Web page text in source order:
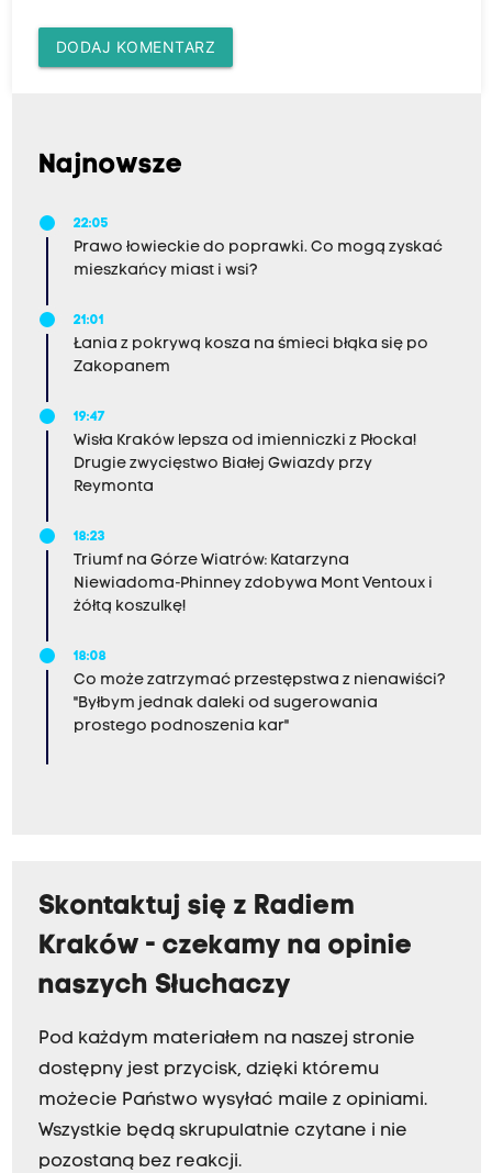
DODAJ KOMENTARZ
Najnowsze
22:05
Prawo łowieckie do poprawki. Co mogą zyskać
mieszkańcy miast i wsi?
21:01
Łania z pokrywą kosza na śmieci błąka się po
Zakopanem
19:47
Wisła Kraków lepsza od imienniczki z Płocka!
Drugie zwycięstwo Białej Gwiazdy przy
Reymonta
18:23
Triumf na Górze Wiatrów: Katarzyna
Niewiadoma-Phinney zdobywa Mont Ventoux i
żółtą koszulkę!
18:08
Co może zatrzymać przestępstwa z nienawiści?
"Byłbym jednak daleki od sugerowania
prostego podnoszenia kar"
Skontaktuj się z Radiem
Kraków - czekamy na opinie
naszych Słuchaczy
Pod każdym materiałem na naszej stronie
dostępny jest przycisk, dzięki któremu
możecie Państwo wysyłać maile z opiniami.
Wszystkie będą skrupulatnie czytane i nie
pozostaną bez reakcji.